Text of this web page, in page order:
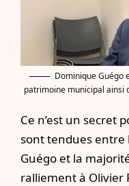
Dominique Guégo
patrimoine municipal ainsi
Ce n’est un secret
sont tendues entre
Guégo et la
ralliement à Olivier